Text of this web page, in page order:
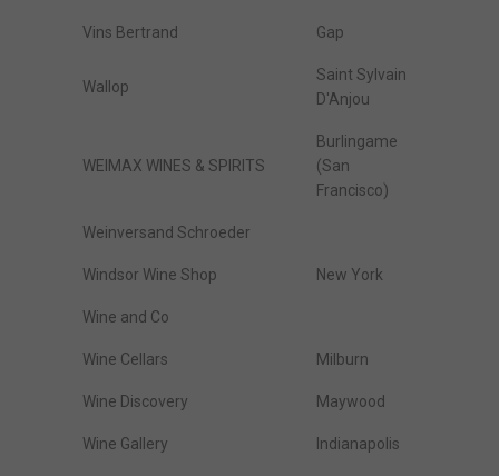
Vins Bertrand Gap
Wallop
Saint Sylvain
D'Anjou
WEIMAX WINES & SPIRITS
Burlingame
(San
Francisco)
Weinversand Schroeder
Windsor Wine Shop New York
Wine and Co
Wine Cellars Milburn
Wine Discovery Maywood
Wine Gallery Indianapolis